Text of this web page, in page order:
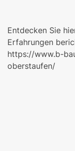
Entdecken Sie
Erfahrungen
https://www.b-
oberstaufen/